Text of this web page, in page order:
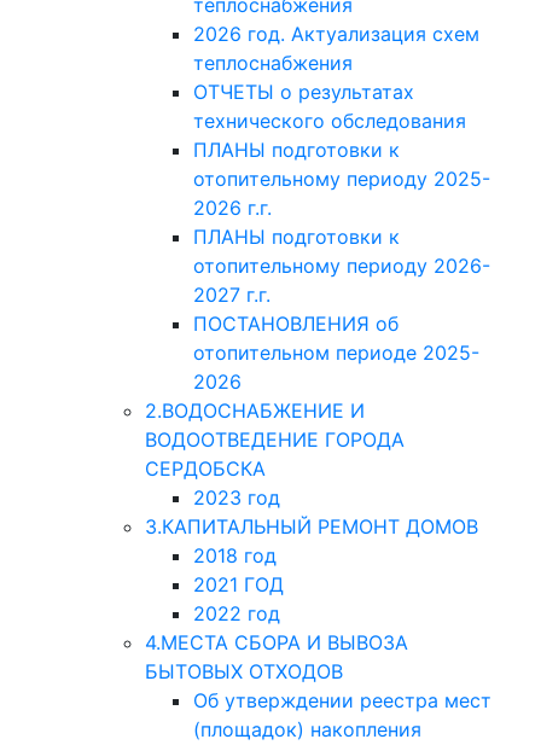
теплоснабжения
2026 год. Актуализация схем
теплоснабжения
ОТЧЕТЫ о результатах
технического обследования
ПЛАНЫ подготовки к
отопительному периоду 2025-
2026 г.г.
ПЛАНЫ подготовки к
отопительному периоду 2026-
2027 г.г.
ПОСТАНОВЛЕНИЯ об
отопительном периоде 2025-
2026
2.ВОДОСНАБЖЕНИЕ И
ВОДООТВЕДЕНИЕ ГОРОДА
СЕРДОБСКА
2023 год
3.КАПИТАЛЬНЫЙ РЕМОНТ ДОМОВ
2018 год
2021 ГОД
2022 год
4.МЕСТА СБОРА И ВЫВОЗА
БЫТОВЫХ ОТХОДОВ
Об утверждении реестра мест
(площадок) накопления